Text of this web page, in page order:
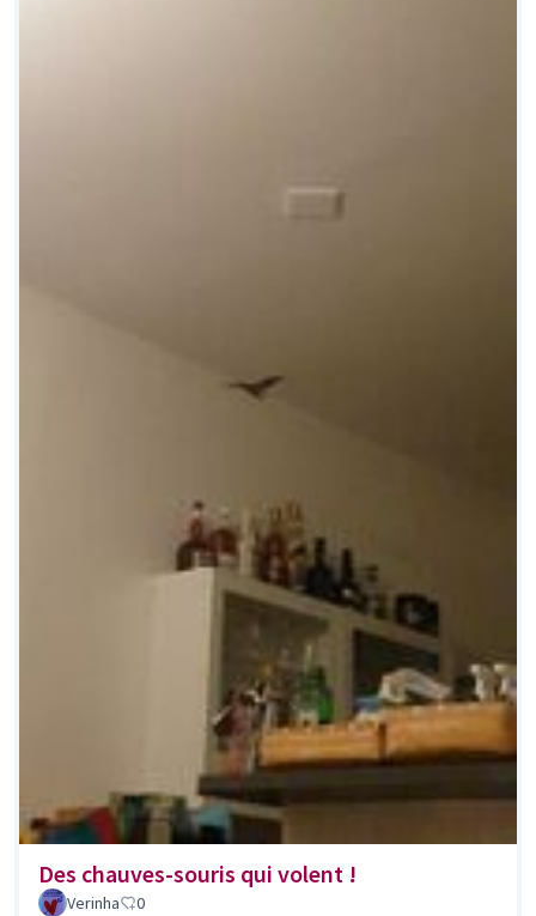
Des chauves-souris qui volent !
Verinha 0